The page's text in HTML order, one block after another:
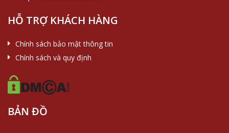
HỖ TRỢ KHÁCH HÀNG
Chính sách bảo mật thông tin
Chính sách và quy định
BẢN ĐỒ